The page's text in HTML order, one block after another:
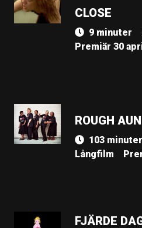
CLOSE
9 minuter
Premiär 30
ROUGH
103 minuter
Långfilm
FJÄRDE